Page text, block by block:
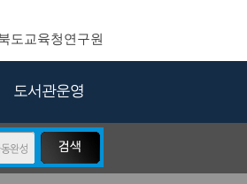
도교육청연구원
도서관운영